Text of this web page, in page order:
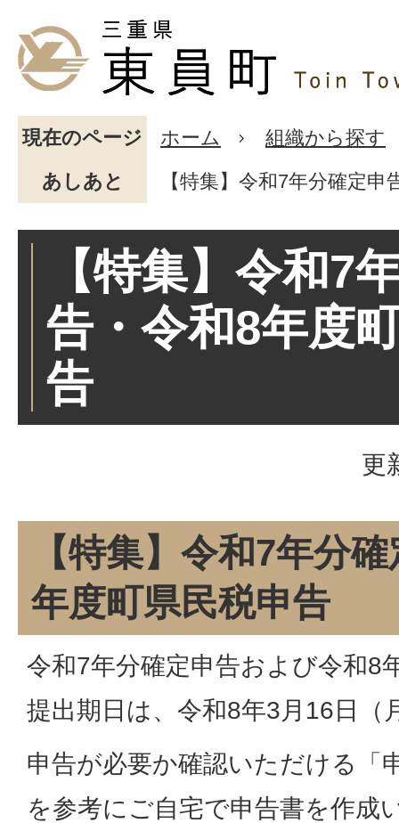
現在のページ ホーム
組織から探す
あしあと
【特集】令和7年分確定
【特集】令和7
告・令和8年度
告
更
【特集】令和7年分
年度町県民税申告
令和7年分確定申告および令和8
提出期日は、令和8年3月16日（
申告が必要か確認いただける「
を参考にご自宅で申告書を作成